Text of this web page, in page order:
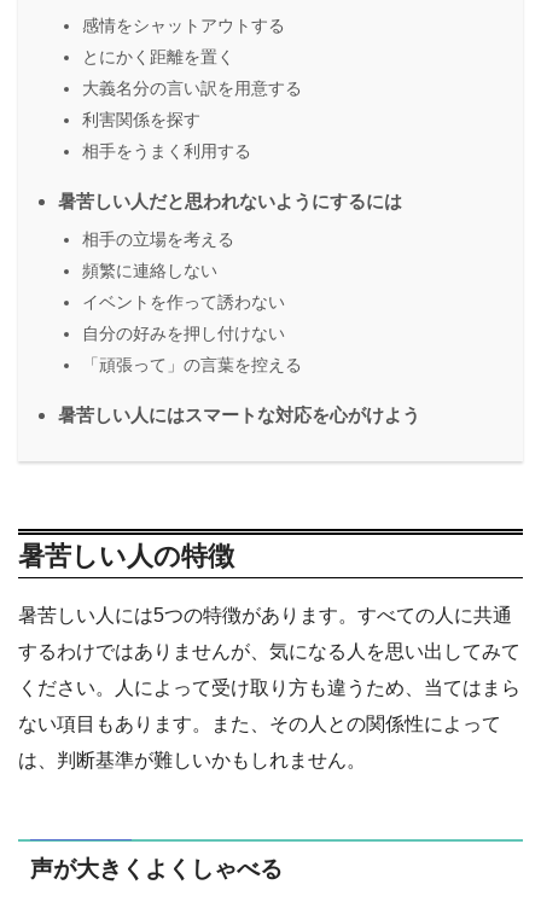
感情をシャットアウトする
とにかく距離を置く
大義名分の言い訳を用意する
利害関係を探す
相手をうまく利用する
暑苦しい人だと思われないようにするには
相手の立場を考える
頻繁に連絡しない
イベントを作って誘わない
自分の好みを押し付けない
「頑張って」の言葉を控える
暑苦しい人にはスマートな対応を心がけよう
暑苦しい人の特徴
暑苦しい人には5つの特徴があります。すべての人に共通
するわけではありませんが、気になる人を思い出してみて
ください。人によって受け取り方も違うため、当てはまら
ない項目もあります。また、その人との関係性によって
は、判断基準が難しいかもしれません。
声が大きくよくしゃべる